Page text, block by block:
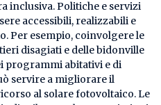
inclusiva. Politiche e servizi
accessibili, realizzabili e
Per esempio, coinvolgere le
disagiati e delle bidonville
programmi abitativi e di
servire a migliorare il
al solare fotovoltaico. Le